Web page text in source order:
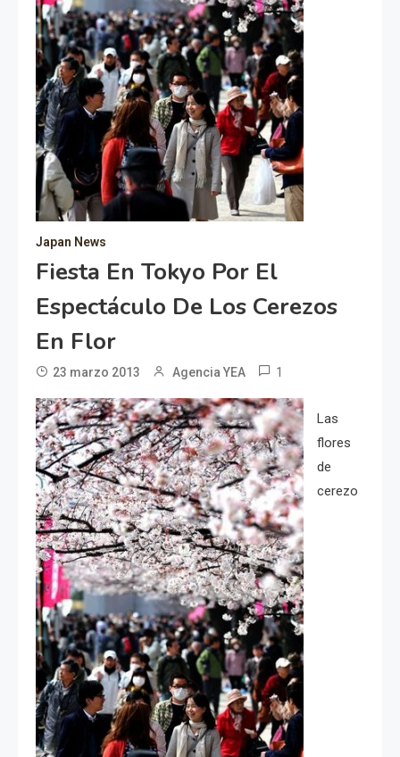
Japan News
Fiesta En Tokyo Por El
Espectáculo De Los Cerezos
En Flor
23 marzo 2013 Agencia YEA 1
Las
flores
de
cerezo